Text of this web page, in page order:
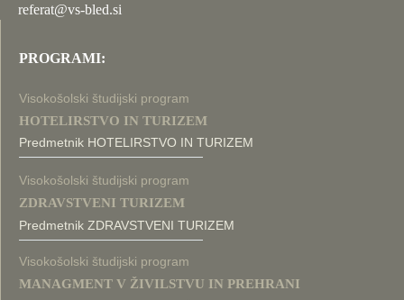
referat@vs-bled.si
PROGRAMI:
Visokošolski študijski program
HOTELIRSTVO IN TURIZEM
Predmetnik HOTELIRSTVO IN TURIZEM
Visokošolski študijski program
ZDRAVSTVENI TURIZEM
Predmetnik ZDRAVSTVENI TURIZEM
Visokošolski študijski program
MANAGMENT V ŽIVILSTVU IN PREHRANI